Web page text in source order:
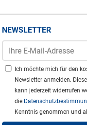
NEWSLETTER
Ich möchte mich für den
Newsletter anmelden.
kann jederzeit widerrufen
die
Kenntnis genommen und